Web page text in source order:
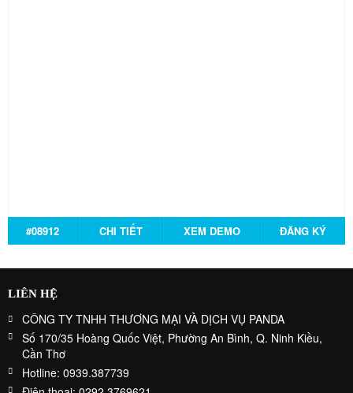
#08912 CHI TIẾT XEM DEMO ĐĂNG KÝ
LIÊN HỆ
CÔNG TY TNHH THƯƠNG MẠI VÀ DỊCH VỤ PANDA
Số 170/35 Hoàng Quốc Việt, Phường An Bình, Q. Ninh Kiều,
Cần Thơ
Hotline: 0939.387739